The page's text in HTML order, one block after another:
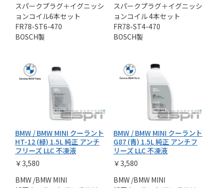
スパークプラグ＋イグニッシ
ョンコイル6本セット
FR78-ST6-470
BOSCH製
スパークプラグ＋イグニッシ
ョンコイル 4本セット
FR78-ST4-470
BOSCH製
BMW / BMW MINI クーラント
HT-12 (緑) 1.5L 純正 アンチ
フリーズ LLC 不凍液
￥3,580
BMW /BMW MINI
BMW / BMW MINI クーラント
G87 (青) 1.5L 純正 アンチフ
リーズ LLC 不凍液
￥3,580
BMW /BMW MINI